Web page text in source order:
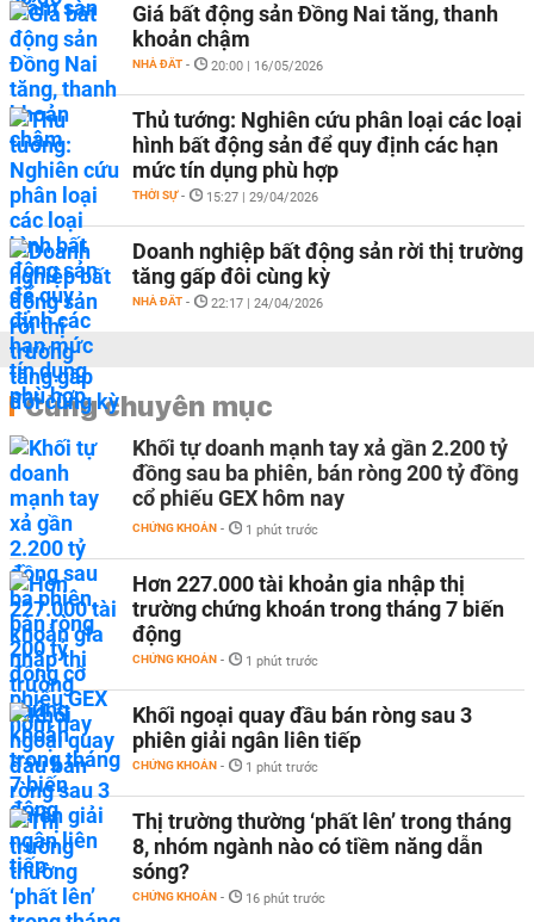
Giá bất động sản Đồng Nai tăng, thanh
khoản chậm
NHÀ ĐẤT - 20:00 | 16/05/2026
Thủ tướng: Nghiên cứu phân loại các loại
hình bất động sản để quy định các hạn
mức tín dụng phù hợp
THỜI SỰ - 15:27 | 29/04/2026
Doanh nghiệp bất động sản rời thị trường
tăng gấp đôi cùng kỳ
NHÀ ĐẤT - 22:17 | 24/04/2026
Cùng chuyên mục
Khối tự doanh mạnh tay xả gần 2.200 tỷ
đồng sau ba phiên, bán ròng 200 tỷ đồng
cổ phiếu GEX hôm nay
CHỨNG KHOÁN - 1 phút trước
Hơn 227.000 tài khoản gia nhập thị
trường chứng khoán trong tháng 7 biến
động
CHỨNG KHOÁN - 1 phút trước
Khối ngoại quay đầu bán ròng sau 3
phiên giải ngân liên tiếp
CHỨNG KHOÁN - 1 phút trước
Thị trường thường ‘phất lên’ trong tháng
8, nhóm ngành nào có tiềm năng dẫn
sóng?
CHỨNG KHOÁN - 16 phút trước